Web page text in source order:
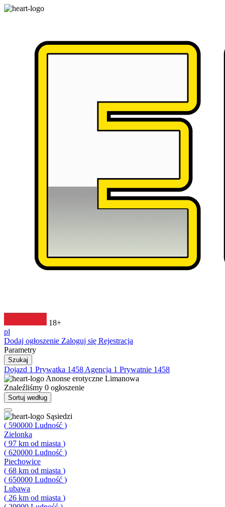
18+
pl
Dodaj ogłoszenie Zaloguj się Rejestracja
Parametry
Szukaj
Dojazd 1 Prywatka 1458 Agencja 1 Prywatnie 1458
Anonse erotyczne Limanowa
Znaleźliśmy 0 ogłoszenie
Sortuj według
Sąsiedzi
( 590000 Ludność )
Zielonka
( 97 km od miasta )
( 620000 Ludność )
Piechowice
( 68 km od miasta )
( 650000 Ludność )
Lubawa
( 26 km od miasta )